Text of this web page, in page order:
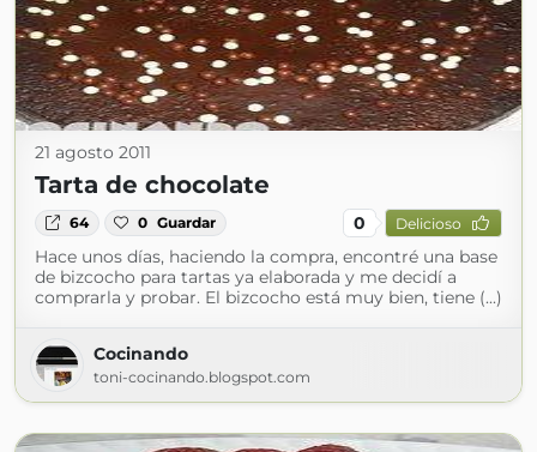
21 agosto 2011
Tarta de chocolate
64 0 Guardar 0 Delicioso
Hace unos días, haciendo la compra, encontré una base
de bizcocho para tartas ya elaborada y me decidí a
comprarla y probar. El bizcocho está muy bien, tiene (...)
Cocinando
toni-cocinando.blogspot.com